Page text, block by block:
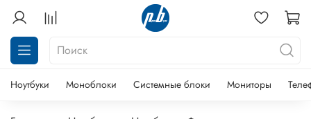
Ноутбуки Моноблоки Системные блоки Мониторы